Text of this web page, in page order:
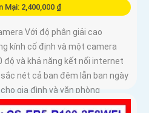
Mại: 2,400,000 ₫
Với độ phân giải cao
kính cố định và một camera
độ và khả năng kết nối internet
nét cả ban đêm lẫn ban ngày
gia đình và văn phòng
H90-R100-8H44WKFL mang